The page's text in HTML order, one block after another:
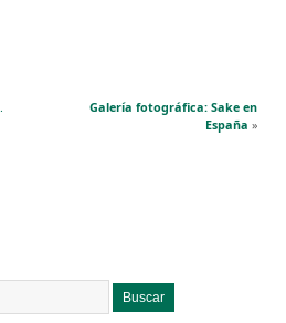
Galería fotográfica: Sake en
España »